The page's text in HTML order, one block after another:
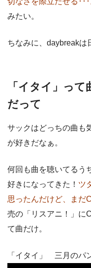
みたい。
ちなみに、daybreakは
「イタイ」っ
だって
サックはどっちの曲も
が好きだなぁ。
何回も曲を聴いてるう
好きになってきた！ ツ
思ったんだけど、まだ
売の「リスアニ！」に
て曲だけ。
「イタイ」 三月のパ